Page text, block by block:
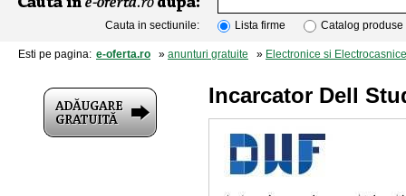
Cauta in sectiunile: Lista firme Catalog produse
Esti pe pagina: e-oferta.ro » anunturi gratuite » Electronice si Electrocasnice
Incarcator Dell